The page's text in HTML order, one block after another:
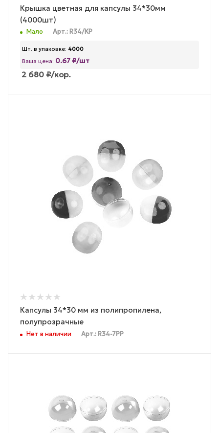
Крышка цветная для капсулы 34*30мм
(4000шт)
Мало Арт.: R34/КР
Шт. в упаковке: 4000
Ваша цена: 0.67 ₽/шт
2 680 ₽/кор.
Капсулы 34*30 мм из полипропилена,
полупрозрачные
Нет в наличии Арт.: R34-7PP